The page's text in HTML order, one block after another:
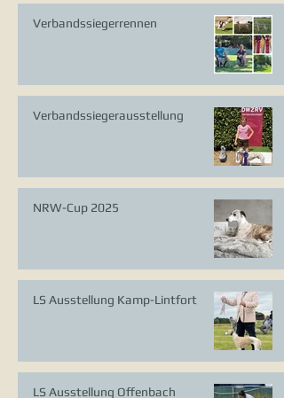
Verbandssiegerrennen
Verbandssiegerausstellung
NRW-Cup 2025
LS Ausstellung Kamp-Lintfort
LS Ausstellung Offenbach